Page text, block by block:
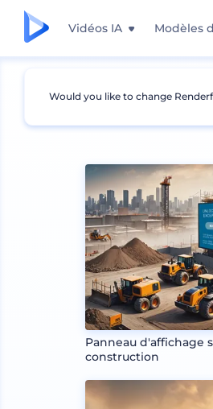
Vidéos IA Modèles
Mockups Image de
Panneau d'affichage
construction
Would you like to change